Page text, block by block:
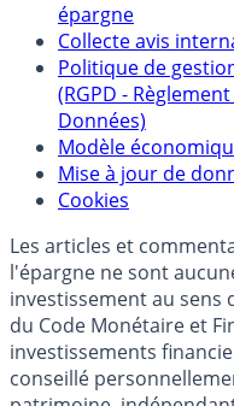
épargne
Collecte avis
Politique de
(RGPD -
Données)
Modèle
Mise à jour de
Cookies
Les articles et
l'épargne ne sont
investissement au sens
du Code Monétaire et
investissements
conseillé